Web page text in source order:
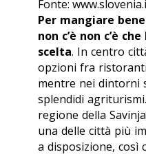
Fonte:
Per mangiare
non c’è non c’è
scelta. In centro
opzioni fra
mentre nei dintorni
splendidi
regione della
una delle città più
a disposizione, così